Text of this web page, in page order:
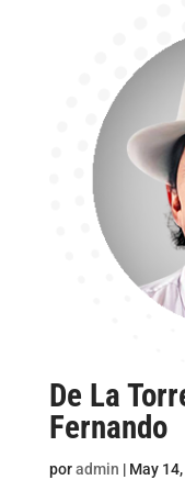
De La
Fernando
poradmin | May